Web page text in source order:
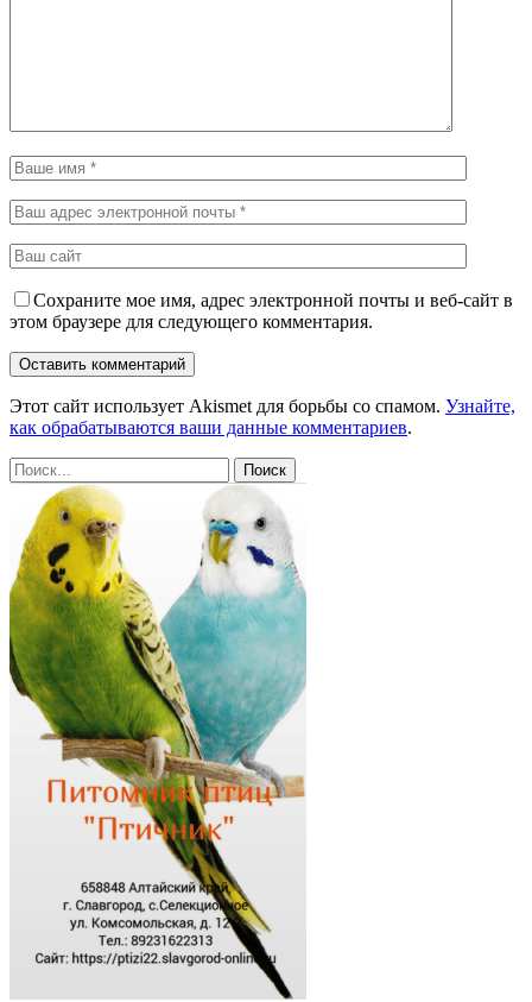
Сохраните мое имя, адрес электронной почты и веб-сайт в
этом браузере для следующего комментария.
Этот сайт использует Akismet для борьбы со спамом. Узнайте,
как обрабатываются ваши данные комментариев.